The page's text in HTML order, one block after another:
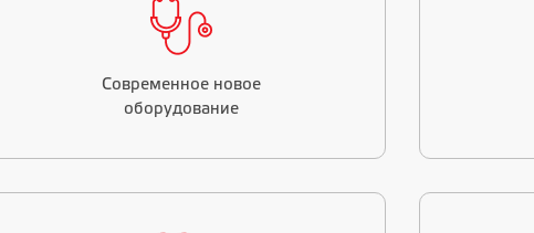
Современное новое
оборудование